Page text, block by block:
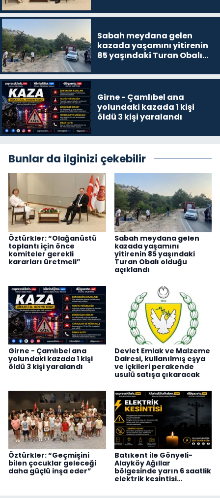
Sabah meydana gelen
kazada yaşamını yitirenin
85 yaşındaki Turan Obalı
Girne - Çamlıbel ana
yolundaki kazada 1 kişi
öldü 3 kişi yaralandı
Bunlar da ilginizi çekebilir
Öztürkler: “Olağanüstü
toplantı için önce
komiteler gerekli
kararları üretmeli”
Sabah meydana gelen
kazada yaşamını
yitirenin 85 yaşındaki
Turan Obalı olduğu
açıklandı
Girne - Çamlıbel ana
yolundaki kazada 1 kişi
öldü 3 kişi yaralandı
Devlet Emlak ve Malzeme
Dairesi, kullanılmış eşya
ve içkileri perakende
usulü satışa çıkaracak
Öztürkler: “Geçmişini
bilen çocuklar geleceği
daha güçlü inşa eder”
Batıkent ile Gönyeli-
Alayköy Ağıllar
bölgesinde yarın 6 saatlik
elektrik kesintisi…